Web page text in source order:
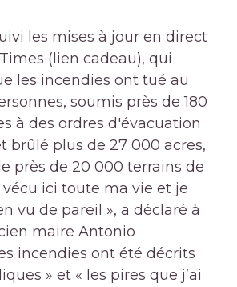
les mises à jour en direct
(lien cadeau), qui
les incendies ont tué au
soumis près de 180
à des ordres d'évacuation
brûlé plus de 27 000 acres,
près de 20 000 terrains de
vécu ici toute ma vie et je
vu de pareil », a déclaré à
maire Antonio
incendies ont été décrits
» et « les pires que j’ai